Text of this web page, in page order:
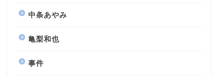
中条あやみ
亀梨和也
事件